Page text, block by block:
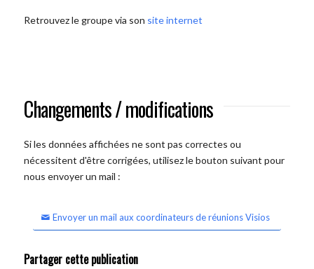
Retrouvez le groupe via son site internet
Changements / modifications
Si les données affichées ne sont pas correctes ou
nécessitent d'être corrigées, utilisez le bouton suivant pour
nous envoyer un mail :
Envoyer un mail aux coordinateurs de réunions Visios
Partager cette publication